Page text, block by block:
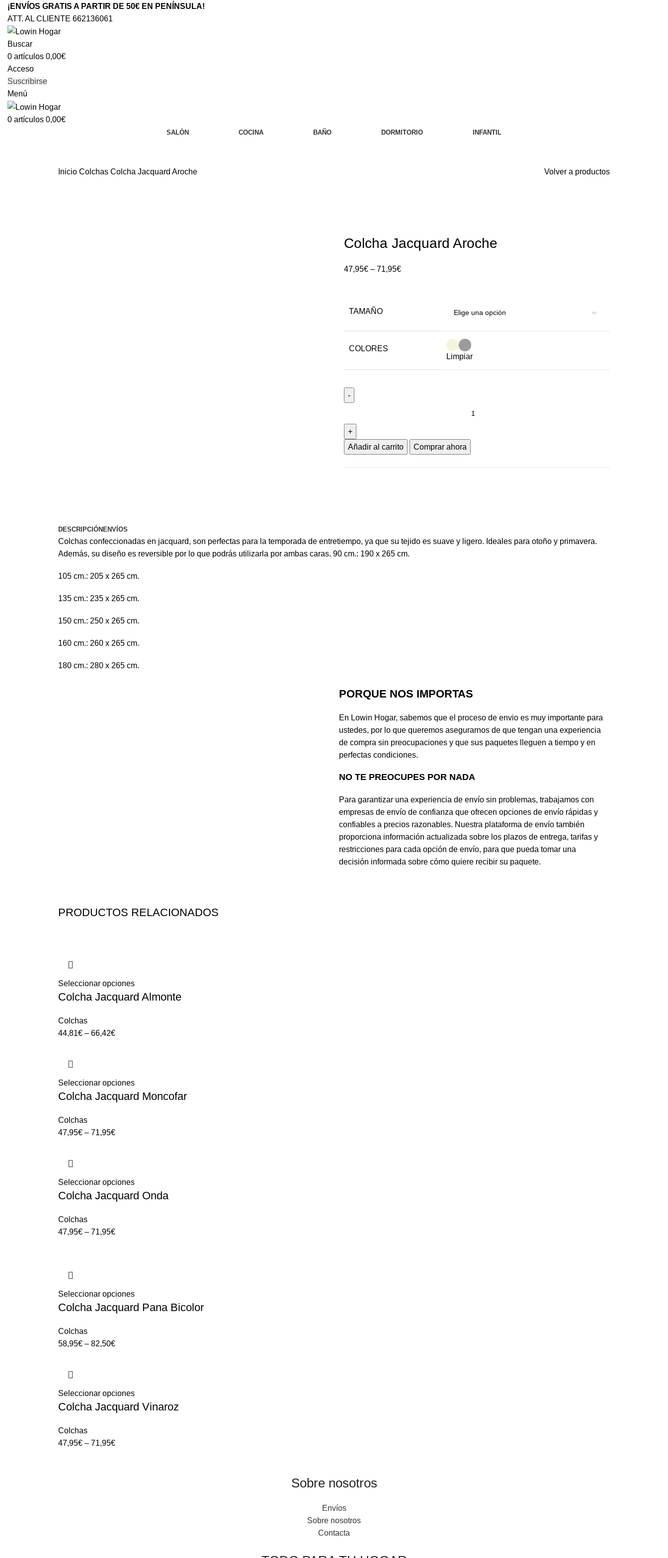
¡ENVÍOS GRATIS A PARTIR DE 50€ EN PENÍNSULA!
ATT. AL CLIENTE 662136061
Buscar
0 artículos 0,00€
Acceso
Suscribirse
Menú
0 artículos 0,00€
SALÓN COCINA BAÑO DORMITORIO INFANTIL
Inicio Colchas Colcha Jacquard Aroche Volver a productos
Colcha Jacquard Aroche
47,95€ – 71,95€
TAMAÑO
COLORES
Limpiar
Añadir al carrito Comprar ahora
DESCRIPCIÓNENVÍOS
Colchas confeccionadas en jacquard, son perfectas para la temporada de entretiempo, ya que su tejido es suave y ligero. Ideales para otoño y primavera.
Además, su diseño es reversible por lo que podrás utilizarla por ambas caras. 90 cm.: 190 x 265 cm.
105 cm.: 205 x 265 cm.
135 cm.: 235 x 265 cm.
150 cm.: 250 x 265 cm.
160 cm.: 260 x 265 cm.
180 cm.: 280 x 265 cm.
PORQUE NOS IMPORTAS
En Lowin Hogar, sabemos que el proceso de envio es muy importante para
ustedes, por lo que queremos asegurarnos de que tengan una experiencia
de compra sin preocupaciones y que sus paquetes lleguen a tiempo y en
perfectas condiciones.
NO TE PREOCUPES POR NADA
Para garantizar una experiencia de envío sin problemas, trabajamos con
empresas de envío de confianza que ofrecen opciones de envío rápidas y
confiables a precios razonables. Nuestra plataforma de envío también
proporciona información actualizada sobre los plazos de entrega, tarifas y
restricciones para cada opción de envío, para que pueda tomar una
decisión informada sobre cómo quiere recibir su paquete.
PRODUCTOS RELACIONADOS
Seleccionar opciones
Colcha Jacquard Almonte
Colchas
44,81€– 66,42€
Seleccionar opciones
Colcha Jacquard Moncofar
Colchas
47,95€– 71,95€
Seleccionar opciones
Colcha Jacquard Onda
Colchas
47,95€– 71,95€
Seleccionar opciones
Colcha Jacquard Pana Bicolor
Colchas
58,95€– 82,50€
Seleccionar opciones
Colcha Jacquard Vinaroz
Colchas
47,95€– 71,95€
Sobre nosotros
Envíos
Sobre nosotros
Contacta